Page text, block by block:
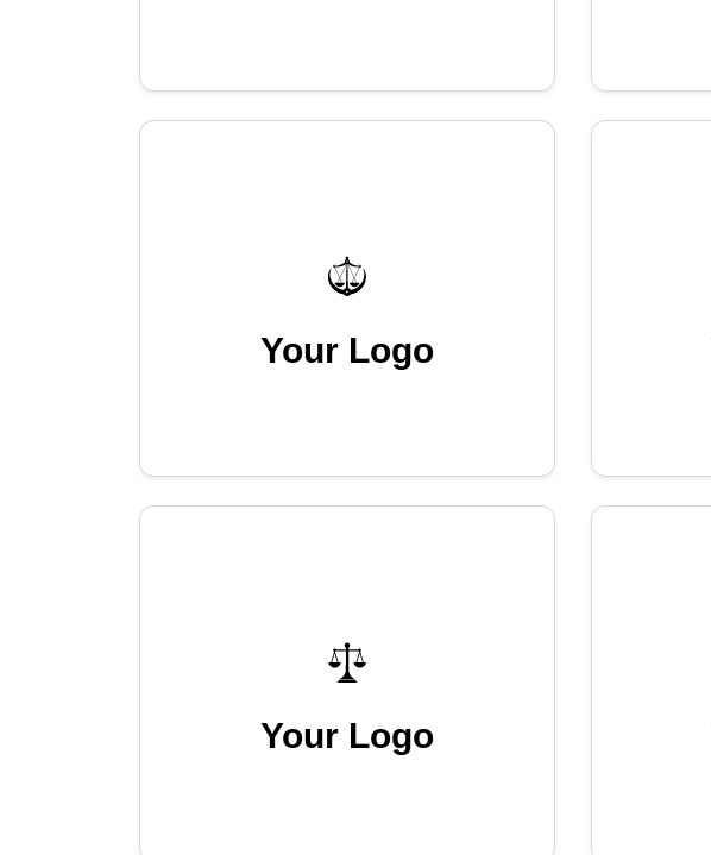
Your Logo
Your Logo